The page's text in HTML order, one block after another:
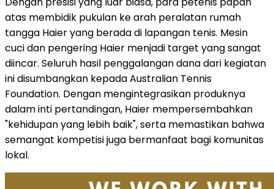
atas membidik pukulan ke arah peralatan rumah
tangga Haier yang berada di lapangan tenis. Mesin
cuci dan pengering Haier menjadi target yang sangat
diincar. Seluruh hasil penggalangan dana dari kegiatan
ini disumbangkan kepada Australian Tennis
Foundation. Dengan mengintegrasikan produknya
dalam inti pertandingan, Haier mempersembahkan
"kehidupan yang lebih baik", serta memastikan bahwa
semangat kompetisi juga bermanfaat bagi komunitas
lokal.